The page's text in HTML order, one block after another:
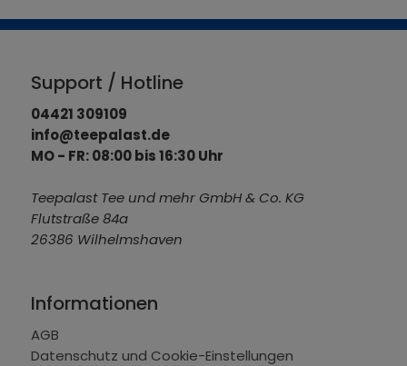
Support / Hotline
04421 309109
info@teepalast.de
MO - FR: 08:00 bis 16:30 Uhr
Teepalast Tee und mehr GmbH & Co. KG
Flutstraße 84a
26386 Wilhelmshaven
Informationen
AGB
Datenschutz und Cookie-Einstellungen